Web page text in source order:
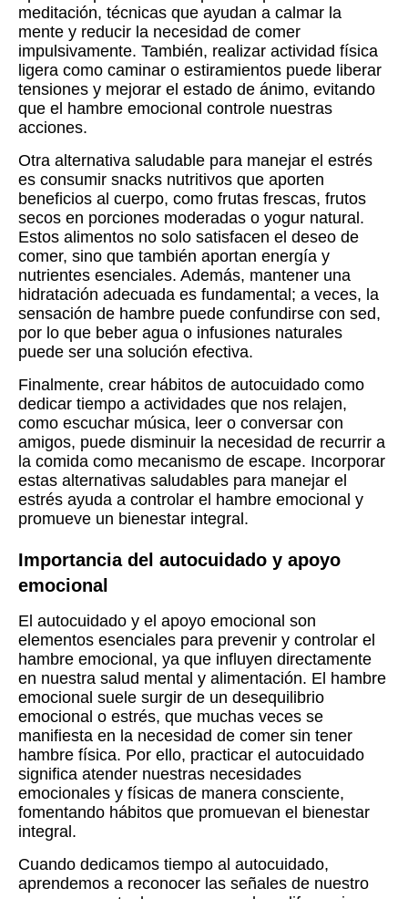
meditación, técnicas que ayudan a calmar la
mente y reducir la necesidad de comer
impulsivamente. También, realizar actividad física
ligera como caminar o estiramientos puede liberar
tensiones y mejorar el estado de ánimo, evitando
que el hambre emocional controle nuestras
acciones.
Otra alternativa saludable para manejar el estrés
es consumir snacks nutritivos que aporten
beneficios al cuerpo, como frutas frescas, frutos
secos en porciones moderadas o yogur natural.
Estos alimentos no solo satisfacen el deseo de
comer, sino que también aportan energía y
nutrientes esenciales. Además, mantener una
hidratación adecuada es fundamental; a veces, la
sensación de hambre puede confundirse con sed,
por lo que beber agua o infusiones naturales
puede ser una solución efectiva.
Finalmente, crear hábitos de autocuidado como
dedicar tiempo a actividades que nos relajen,
como escuchar música, leer o conversar con
amigos, puede disminuir la necesidad de recurrir a
la comida como mecanismo de escape. Incorporar
estas alternativas saludables para manejar el
estrés ayuda a controlar el hambre emocional y
promueve un bienestar integral.
Importancia del autocuidado y apoyo
emocional
El autocuidado y el apoyo emocional son
elementos esenciales para prevenir y controlar el
hambre emocional, ya que influyen directamente
en nuestra salud mental y alimentación. El hambre
emocional suele surgir de un desequilibrio
emocional o estrés, que muchas veces se
manifiesta en la necesidad de comer sin tener
hambre física. Por ello, practicar el autocuidado
significa atender nuestras necesidades
emocionales y físicas de manera consciente,
fomentando hábitos que promuevan el bienestar
integral.
Cuando dedicamos tiempo al autocuidado,
aprendemos a reconocer las señales de nuestro